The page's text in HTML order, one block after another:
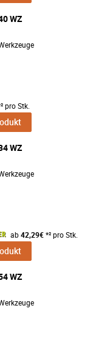
WZ
pro Stk.
WZ
ab42,29€*² pro Stk.
WZ